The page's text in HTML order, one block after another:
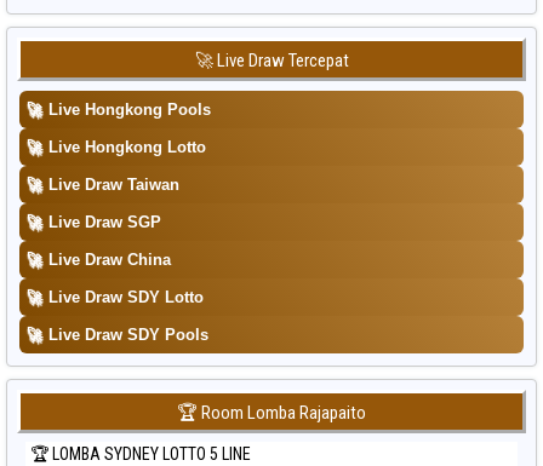
Data Togel Sydney
Data Togel Sydney Lottery
Data Togel Sydney Lottery 6d
Data Togel Sydney Lotto
Data Togel Sydney Pools 6d
Data Togel Taipei
Data Togel Taiwan
🚀 Live Draw Tercepat
🚀 Live Hongkong Pools
🚀 Live Hongkong Lotto
🚀 Live Draw Taiwan
🚀 Live Draw SGP
🚀 Live Draw China
🚀 Live Draw SDY Lotto
🚀 Live Draw SDY Pools
🏆 Room Lomba Rajapaito
🏆 LOMBA SYDNEY LOTTO 5 LINE